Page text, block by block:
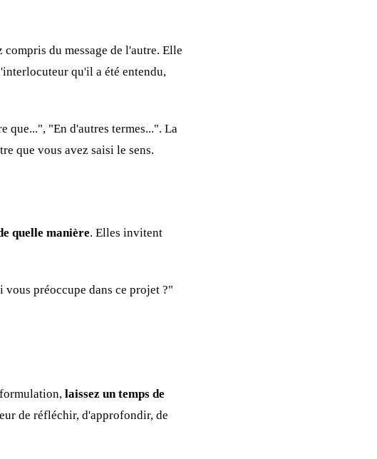
compris du message de l'autre. Elle
qu'il a été entendu,
que...", "En d'autres termes...". La
que vous avez saisi le sens.
quelle manière. Elles invitent
préoccupe dans ce projet ?"
laissez un temps de
de réfléchir, d'approfondir, de